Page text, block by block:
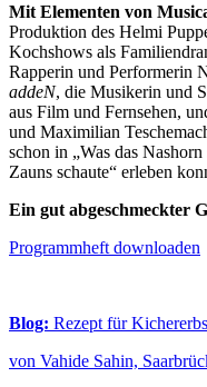
Mit Elementen von
Produktion des Helmi
Kochshows als
Rapperin und Performerin
addeN, die Musikerin und
aus Film und Fernsehen,
und Maximilian
schon in „Was das
Zauns schaute“ erleben
Ein gut abgeschmeckter
Programmheft downloaden
Blog: Rezept für
von Vahide Sahin,